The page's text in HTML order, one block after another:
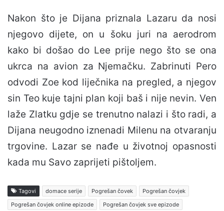
Nakon što je Dijana priznala Lazaru da nosi
njegovo dijete, on u šoku juri na aerodrom
kako bi došao do Lee prije nego što se ona
ukrca na avion za Njemačku. Zabrinuti Pero
odvodi Zoe kod liječnika na pregled, a njegov
sin Teo kuje tajni plan koji baš i nije nevin. Ven
laže Zlatku gdje se trenutno nalazi i što radi, a
Dijana neugodno iznenadi Milenu na otvaranju
trgovine. Lazar se nađe u životnoj opasnosti
kada mu Savo zaprijeti pištoljem.
Tagovi domace serije Pogrešan čovek
Pogrešan čovjek
Pogrešan čovjek online epizode
Pogrešan čovjek sve epizode